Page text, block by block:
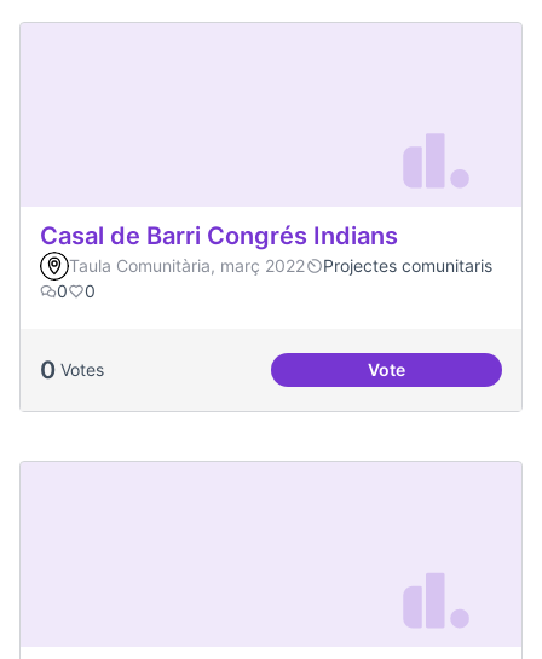
Casal de Barri Congrés Indians
Taula Comunitària, març 2022
Projectes comunitaris
0
0
0 Votes VoteCasal de Barri